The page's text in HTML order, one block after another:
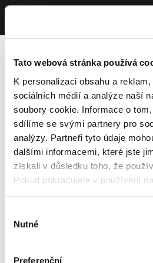
Tato webová stránka používá
K personalizaci obsahu a
sociálních médií a analýze naší
soubory cookie. Informace o
sdílíme se svými partnery pro
analýzy. Partneři tyto údaje
dalšími informacemi, které jste
získali v důsledku toho, že
Pokud pokračujete v používání
souhlasu
Nutné
Preferenční